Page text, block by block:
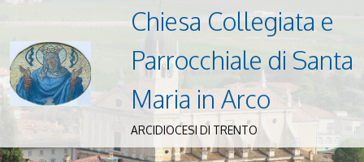
Chiesa Collegiata e
Parrocchiale di Santa
Maria in Arco
ARCIDIOCESI DI TRENTO